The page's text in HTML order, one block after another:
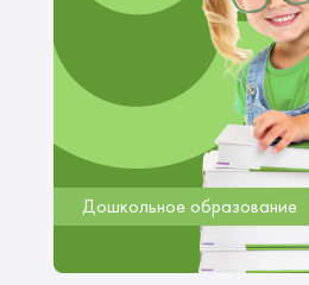
Дошкольное образование